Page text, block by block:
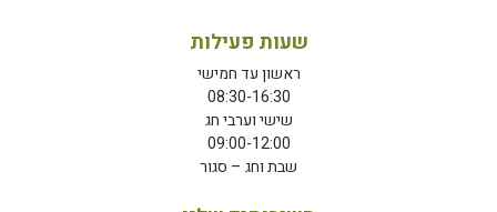
שעות פעילות
ראשון עד חמישי
08:30-16:30
שישי וערבי חג
09:00-12:00
שבת וחג – סגור